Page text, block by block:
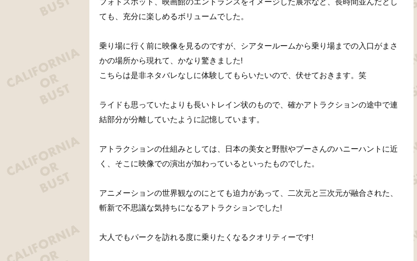
ても、充分に楽しめるボリュームでした。
乗り場に行く前に映像を見るのですが、シアタールームから乗り場までの入口がまさ
かの場所から現れて、かなり驚きました!
こちらは是非ネタバレなしに体験してもらいたいので、伏せておきます。笑
ライドも思っていたよりも長いトレイン状のもので、確かアトラクションの途中で連
結部分が分離していたように記憶しています。
アトラクションの仕組みとしては、日本の美女と野獣やプーさんのハニーハントに近
く、そこに映像での演出が加わっているといったものでした。
アニメーションの世界観なのにとても迫力があって、二次元と三次元が融合された、
斬新で不思議な気持ちになるアトラクションでした!
大人でもパークを訪れる度に乗りたくなるクオリティーです!